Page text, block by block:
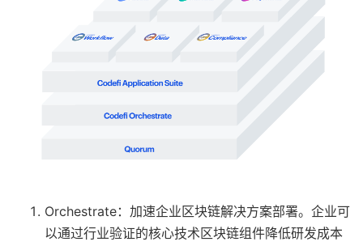
Orchestrate：加速企业区块链解决方案部署。企业可
以通过行业验证的核心技术区块链组件降低研发成本